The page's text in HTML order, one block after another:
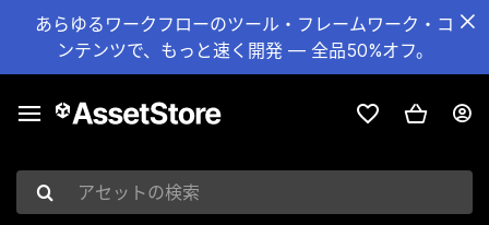
あらゆるワークフローのツール・フレームワーク・コ
ンテンツで、もっと速く開発 — 全品50%オフ。
アセットの検索